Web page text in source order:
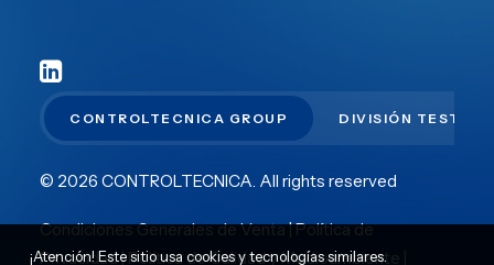
CONTROLTECNICA GROUP DIVISIÓN TEST
© 2026 CONTROLTECNICA. All rights reserved
Condiciones Generales de Venta|Política de
Privacidad|Política de Calidad y Medioambiente |
¡Atención! Este sitio usa cookies y tecnologías similares.